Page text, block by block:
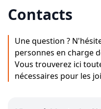
Contacts
Une question ?
personnes en charge
Vous trouverez ici
nécessaires pour les